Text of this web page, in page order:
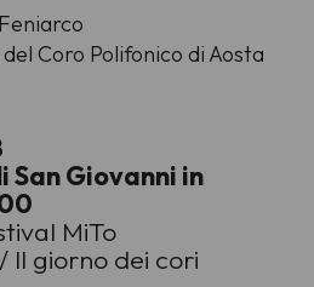
Coro Polifonico di Aosta
San Giovanni in
MiTo
Il giorno dei cori